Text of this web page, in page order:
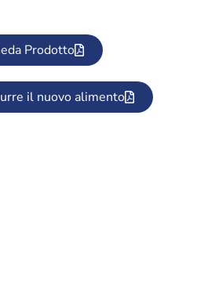
Prodotto
il nuovo alimento